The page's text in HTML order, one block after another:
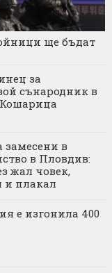
ще бъдат
за
сънародник в
Кошарица
замесени в
в Пловдив:
жал човек,
и плакал
е изгонила 400